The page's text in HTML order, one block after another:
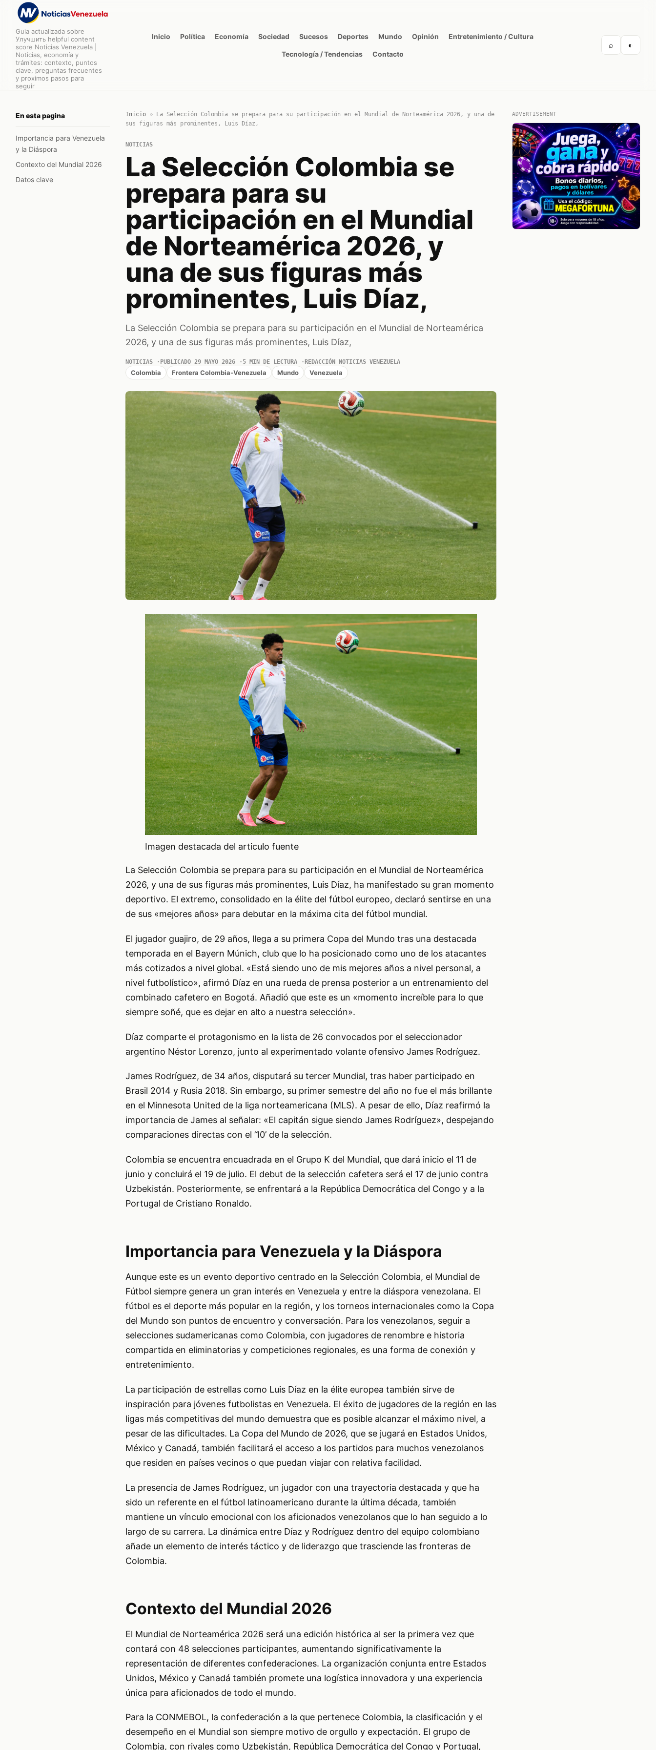
Guia actualizada sobre
Улучшить helpful content
score Noticias Venezuela |
Noticias, economía y
trámites: contexto, puntos
clave, preguntas frecuentes
y proximos pasos para
seguir
Inicio Política Economía Sociedad Sucesos Deportes Mundo Opinión Entretenimiento / Cultura
Tecnología / Tendencias Contacto
⌕ ◐
En esta pagina
Importancia para Venezuela
y la Diáspora
Contexto del Mundial 2026
Datos clave
Inicio»
La Selección Colombia se prepara para su participación en el Mundial de Norteamérica 2026, y una de
sus figuras más prominentes, Luis Díaz,
NOTICIAS
La Selección Colombia se
prepara para su
participación en el Mundial
de Norteamérica 2026, y
una de sus figuras más
prominentes, Luis Díaz,
La Selección Colombia se prepara para su participación en el Mundial de Norteamérica
2026, y una de sus figuras más prominentes, Luis Díaz,
NOTICIAS PUBLICADO 29 MAYO 2026 5 MIN DE LECTURA REDACCIÓN NOTICIAS VENEZUELA
Colombia Frontera Colombia-Venezuela Mundo Venezuela
Imagen destacada del articulo fuente
La Selección Colombia se prepara para su participación en el Mundial de Norteamérica
2026, y una de sus figuras más prominentes, Luis Díaz, ha manifestado su gran momento
deportivo. El extremo, consolidado en la élite del fútbol europeo, declaró sentirse en una
de sus «mejores años» para debutar en la máxima cita del fútbol mundial.
El jugador guajiro, de 29 años, llega a su primera Copa del Mundo tras una destacada
temporada en el Bayern Múnich, club que lo ha posicionado como uno de los atacantes
más cotizados a nivel global. «Está siendo uno de mis mejores años a nivel personal, a
nivel futbolístico», afirmó Díaz en una rueda de prensa posterior a un entrenamiento del
combinado cafetero en Bogotá. Añadió que este es un «momento increíble para lo que
siempre soñé, que es dejar en alto a nuestra selección».
Díaz comparte el protagonismo en la lista de 26 convocados por el seleccionador
argentino Néstor Lorenzo, junto al experimentado volante ofensivo James Rodríguez.
James Rodríguez, de 34 años, disputará su tercer Mundial, tras haber participado en
Brasil 2014 y Rusia 2018. Sin embargo, su primer semestre del año no fue el más brillante
en el Minnesota United de la liga norteamericana (MLS). A pesar de ello, Díaz reafirmó la
importancia de James al señalar: «El capitán sigue siendo James Rodríguez», despejando
comparaciones directas con el ’10’ de la selección.
Colombia se encuentra encuadrada en el Grupo K del Mundial, que dará inicio el 11 de
junio y concluirá el 19 de julio. El debut de la selección cafetera será el 17 de junio contra
Uzbekistán. Posteriormente, se enfrentará a la República Democrática del Congo y a la
Portugal de Cristiano Ronaldo.
Importancia para Venezuela y la Diáspora
Aunque este es un evento deportivo centrado en la Selección Colombia, el Mundial de
Fútbol siempre genera un gran interés en Venezuela y entre la diáspora venezolana. El
fútbol es el deporte más popular en la región, y los torneos internacionales como la Copa
del Mundo son puntos de encuentro y conversación. Para los venezolanos, seguir a
selecciones sudamericanas como Colombia, con jugadores de renombre e historia
compartida en eliminatorias y competiciones regionales, es una forma de conexión y
entretenimiento.
La participación de estrellas como Luis Díaz en la élite europea también sirve de
inspiración para jóvenes futbolistas en Venezuela. El éxito de jugadores de la región en las
ligas más competitivas del mundo demuestra que es posible alcanzar el máximo nivel, a
pesar de las dificultades. La Copa del Mundo de 2026, que se jugará en Estados Unidos,
México y Canadá, también facilitará el acceso a los partidos para muchos venezolanos
que residen en países vecinos o que puedan viajar con relativa facilidad.
La presencia de James Rodríguez, un jugador con una trayectoria destacada y que ha
sido un referente en el fútbol latinoamericano durante la última década, también
mantiene un vínculo emocional con los aficionados venezolanos que lo han seguido a lo
largo de su carrera. La dinámica entre Díaz y Rodríguez dentro del equipo colombiano
añade un elemento de interés táctico y de liderazgo que trasciende las fronteras de
Colombia.
Contexto del Mundial 2026
El Mundial de Norteamérica 2026 será una edición histórica al ser la primera vez que
contará con 48 selecciones participantes, aumentando significativamente la
representación de diferentes confederaciones. La organización conjunta entre Estados
Unidos, México y Canadá también promete una logística innovadora y una experiencia
única para aficionados de todo el mundo.
Para la CONMEBOL, la confederación a la que pertenece Colombia, la clasificación y el
desempeño en el Mundial son siempre motivo de orgullo y expectación. El grupo de
Colombia, con rivales como Uzbekistán, República Democrática del Congo y Portugal,
ADVERTISEMENT